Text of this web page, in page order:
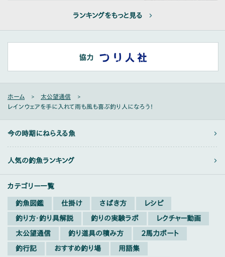
ランキングをもっと見る
ホーム
太公望通信
レインウェアを手に入れて雨も風も喜ぶ釣り人になろう！
今の時期にねらえる魚
人気の釣魚ランキング
カテゴリー一覧
釣魚図鑑 仕掛け さばき方 レシピ
釣り方・釣り具解説 釣りの実験ラボ レクチャー動画
太公望通信 釣り道具の積み方 2馬力ボート
釣行記 おすすめ釣り場 用語集